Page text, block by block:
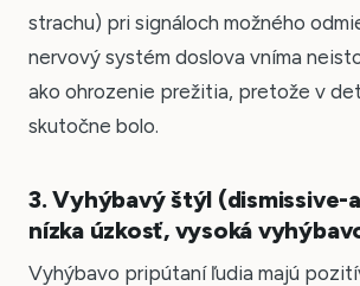
strachu) pri signáloch možného
nervový systém doslova vníma
ako ohrozenie prežitia, pretože v
skutočne bolo.
3. Vyhýbavý štýl (dismissive-
nízka úzkosť, vysoká
Vyhýbavo pripútaní ľudia majú